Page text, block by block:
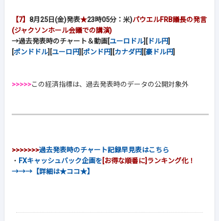
【7】 8月25日(金)発表★23時05分：米)パウエルFRB議長の発言
(ジャクソンホール会議での講演)
→過去発表時のチャート＆動画[ユーロドル][ ドル円]
[ポンドドル][ユーロ円][ポンド円][カナダ円][豪ドル円]
>>>>>この経済指標は、過去発表時のデータの公開対象外
>>>>>>>過去発表時のチャート記録早見表はこちら
・ FXキャッシュバック企画を [お得な順番に]ランキング化！
→→→【詳細は★ココ★】